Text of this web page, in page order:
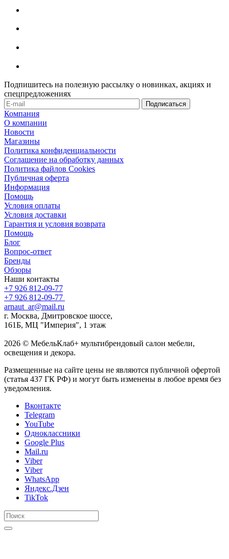
Подпишитесь на полезную рассылку о новинках, акциях и
спецпредложениях
Компания
О компании
Новости
Магазины
Политика конфиденциальности
Соглашение на обработку данных
Политика файлов Cookies
Публичная оферта
Информация
Помощь
Условия оплаты
Условия доставки
Гарантия и условия возврата
Помощь
Блог
Вопрос-ответ
Бренды
Обзоры
Наши контакты
+7 926 812-09-77
+7 926 812-09-77
arnaut_ar@mail.ru
г. Москва, Дмитровское шоссе,
161Б, МЦ "Империя", 1 этаж
2026 © МебельКлаб+ мультибрендовый салон мебели,
освещения и декора.
Размещенные на сайте цены не являются публичной офертой
(статья 437 ГК РФ) и могут быть изменены в любое время без
уведомления.
Вконтакте
Telegram
YouTube
Одноклассники
Google Plus
Mail.ru
Viber
Viber
WhatsApp
Яндекс.Дзен
TikTok